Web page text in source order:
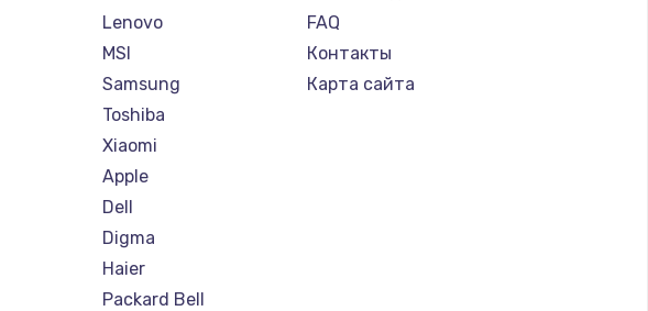
Lenovo
MSI
Samsung
Toshiba
Xiaomi
Apple
Dell
Digma
Haier
Packard Bell
FAQ
Контакты
Карта сайта